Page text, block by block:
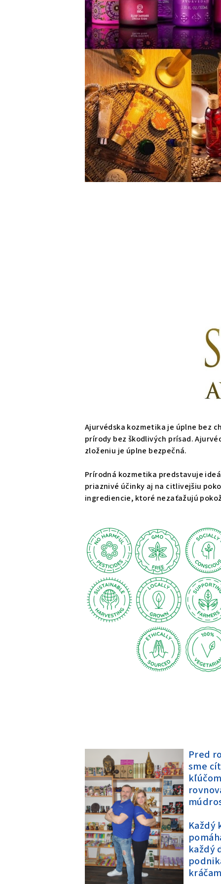
Ajurvédska kozmetika je úplne bez
prírody bez škodlivých prísad.
zloženiu je úplne bezpečná.
Prírodná kozmetika predstavuje
priaznivé účinky aj na citlivejšiu
ingrediencie, ktoré nezaťažujú
Pred
sme
Každý
každý